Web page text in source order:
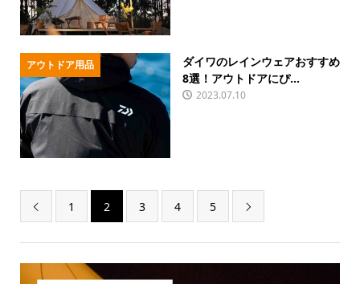
アウトドア用品
ダイワのレインウェアおすすめ
8選！アウトドアにぴ...
2023.07.10
 1 2 3 4 5 